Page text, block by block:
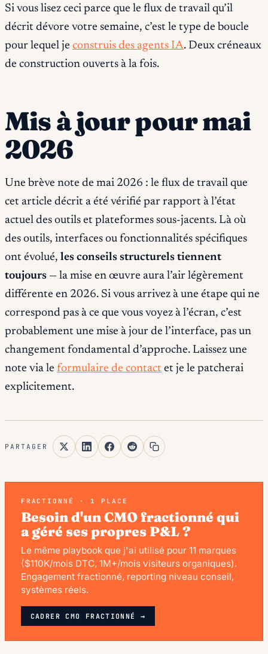
Si vous lisez ceci parce que le flux de travail qu’il
décrit dévore votre semaine, c’est le type de boucle
pour lequel je construis des agents IA. Deux créneaux
de construction ouverts à la fois.
Mis à jour pour mai
2026
Une brève note de mai 2026 : le flux de travail que
cet article décrit a été vérifié par rapport à l’état
actuel des outils et plateformes sous-jacents. Là où
des outils, interfaces ou fonctionnalités spécifiques
ont évolué, les conseils structurels tiennent
toujours — la mise en œuvre aura l’air légèrement
différente en 2026. Si vous arrivez à une étape qui ne
correspond pas à ce que vous voyez à l’écran, c’est
probablement une mise à jour de l’interface, pas un
changement fondamental d’approche. Laissez une
note via le formulaire de contact et je le patcherai
explicitement.
PARTAGER
FRACTIONNÉ · 1 PLACE
Besoin d'un CMO fractionné qui
a géré ses propres P&L ?
Le même playbook que j'ai utilisé pour 11 marques
($110K/mois DTC, 1M+/mois visiteurs organiques).
Engagement fractionné, reporting niveau conseil,
systèmes réels.
CADRER CMO FRACTIONNÉ →